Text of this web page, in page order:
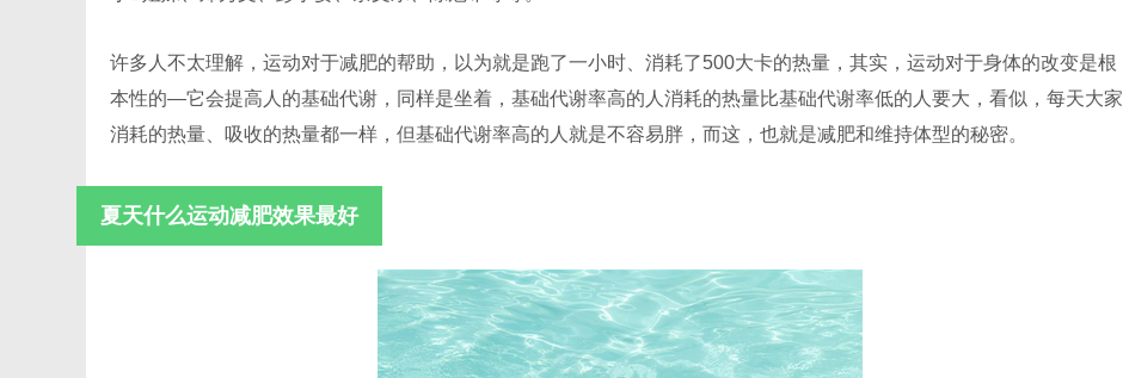
许多人不太理解，运动对于减肥的帮助，以为就是跑了一小时、消耗了500大卡的热量，其实，运动对于身体的改变是根
本性的—它会提高人的基础代谢，同样是坐着，基础代谢率高的人消耗的热量比基础代谢率低的人要大，看似，每天大家
消耗的热量、吸收的热量都一样，但基础代谢率高的人就是不容易胖，而这，也就是减肥和维持体型的秘密。
夏天什么运动减肥效果最好